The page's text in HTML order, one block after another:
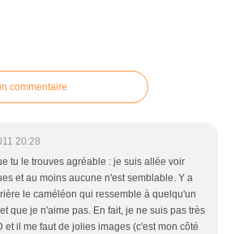
commentaire
20:28
tu le trouves agréable : je suis allée voir
et au moins aucune n'est semblable. Y a
le caméléon qui ressemble à quelqu'un
que je n'aime pas. En fait, je ne suis pas très
et il me faut de jolies images (c'est mon côté